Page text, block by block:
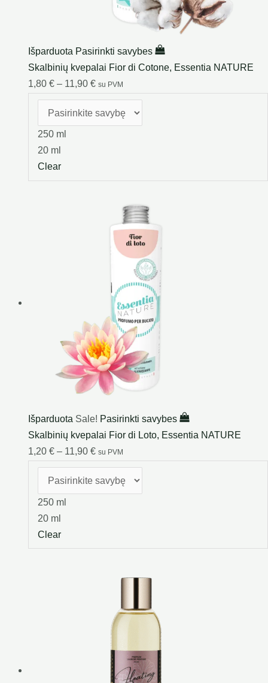
Išparduota Pasirinkti savybes
Skalbinių kvepalai Fior di Cotone, Essentia NATURE
1,80 € – 11,90 € su PVM
250 ml
20 ml
Clear
Išparduota Sale! Pasirinkti savybes
Skalbinių kvepalai Fior di Loto, Essentia NATURE
1,20 € – 11,90 € su PVM
250 ml
20 ml
Clear